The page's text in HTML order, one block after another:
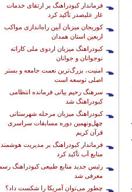
فرماندار کبودراهنگ بر ارتقای خدمات
غار علیصدر تأکید کرد
کوریجان میزبان آیین راه‌اندازی مواکب
اربعین استان همدان
کبودراهنگ میزبان اردوی ملی کاراته
نوجوانان و جوانان
امنیت، بزرگ‌ترین نعمت جامعه و بستر
اصلی توسعه است
سرهنگ رحیم بیاتی فرمانده انتظامی
کبودراهنگ شد
کبودراهنگ میزبان مرحله شهرستانی
چهل‌ونهمین دوره مسابقات سراسری
قرآن کریم
فرماندار کبودراهنگ بر مدیریت هوشمند
منابع آب تأکید کرد
رئیس جدید منابع طبیعی کبودراهنگ
معرفی شد
چطور می‌توان آمریکا را شکست داد؟